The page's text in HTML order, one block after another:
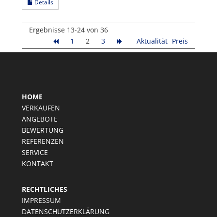
Details
Ergebnisse 13-24 von 36
1
2 3 Aktualität Preis
HOME
VERKAUFEN
ANGEBOTE
BEWERTUNG
REFERENZEN
SERVICE
KONTAKT
RECHTLICHES
IMPRESSUM
DATENSCHUTZERKLÄRUNG